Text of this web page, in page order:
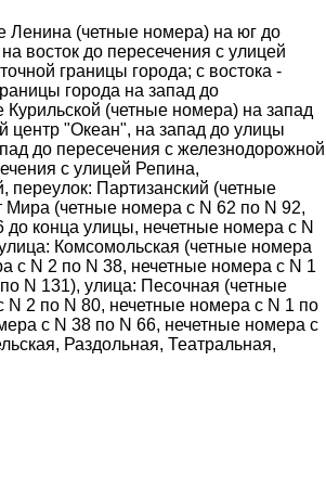
Ленина (четные номера) на юг до
восток до пересечения с улицей
границы города; с востока -
города на запад до
(четные номера) на запад
центр "Океан", на запад до улицы
до пересечения с железнодорожной
с улицей Репина,
Партизанский (четные
Мира (четные номера с N 62 по N 92,
конца улицы, нечетные номера с N
Комсомольская (четные номера
с N 2 по N 38, нечетные номера с N 1
N 131), улица: Песочная (четные
2 по N 80, нечетные номера с N 1 по
с N 38 по N 66, нечетные номера с
Раздольная, Театральная,